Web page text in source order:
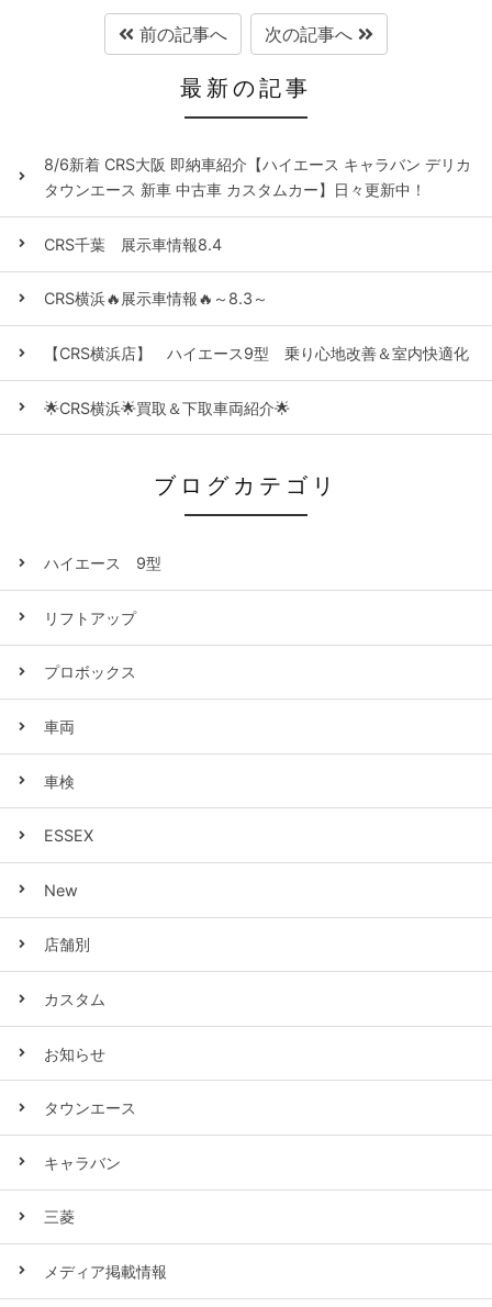
前の記事へ 次の記事へ
最新の記事
8/6新着 CRS大阪 即納車紹介【ハイエース キャラバン デリカ
タウンエース 新車 中古車 カスタムカー】日々更新中！
CRS千葉 展示車情報8.4
CRS横浜🔥展示車情報🔥～8.3～
【CRS横浜店】 ハイエース9型 乗り心地改善＆室内快適化
🌟CRS横浜🌟買取＆下取車両紹介🌟
ブログカテゴリ
ハイエース 9型
リフトアップ
プロボックス
車両
車検
ESSEX
New
店舗別
カスタム
お知らせ
タウンエース
キャラバン
三菱
メディア掲載情報